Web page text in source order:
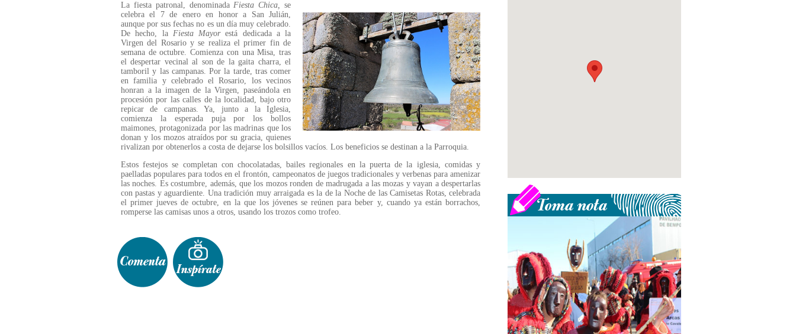
La fiesta patronal, denominadaFiesta Chica, se
celebra el 7 de enero en honor a San Julián,
aunque por sus fechas no es un día muy celebrado.
De hecho, la Fiesta Mayorestá dedicada a la
Virgen del Rosario y se realiza el primer fin de
semana de octubre. Comienza con una Misa, tras
el despertar vecinal al son de la gaita charra, el
tamboril y las campanas. Por la tarde, tras comer
en familia y celebrado el Rosario, los vecinos
honran a la imagen de la Virgen, paseándola en
procesión por las calles de la localidad, bajo otro
repicar de campanas. Ya, junto a la Iglesia,
comienza la esperada puja por los bollos
maimones, protagonizada por las madrinas que los
donan y los mozos atraídos por su gracia, quienes
rivalizan por obtenerlos a costa de dejarse los bolsillos vacíos. Los beneficios se destinan a la Parroquia.
Estos festejos se completan con chocolatadas, bailes regionales en la puerta de la iglesia, comidas y
paelladas populares para todos en el frontón, campeonatos de juegos tradicionales y verbenas para amenizar
las noches. Es costumbre, además, que los mozos ronden de madrugada a las mozas y vayan a despertarlas
con pastas y aguardiente. Una tradición muy arraigada es la de la Noche de las Camisetas Rotas, celebrada
el primer jueves de octubre, en la que los jóvenes se reúnen para beber y, cuando ya están borrachos,
romperse las camisas unos a otros, usando los trozos como trofeo.